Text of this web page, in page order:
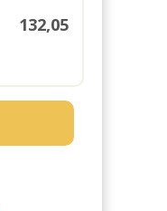
132,05